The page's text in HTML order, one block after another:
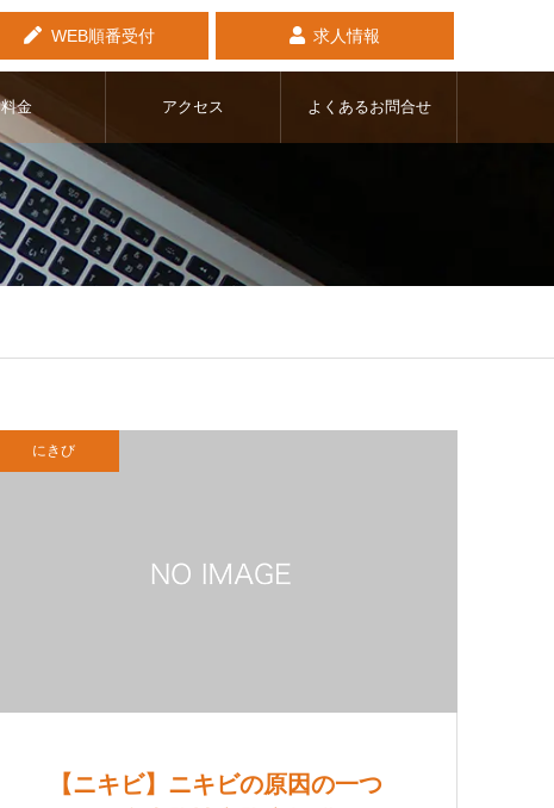
WEB順番受付 求人情報
料金 アクセス よくあるお問合せ
にきび
【ニキビ】ニキビの原因の一つ